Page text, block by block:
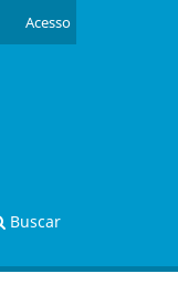
Buscar
Acesso